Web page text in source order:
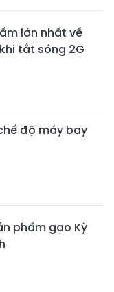
lớn nhất về
tắt sóng 2G
độ máy bay
phẩm gạo Kỳ